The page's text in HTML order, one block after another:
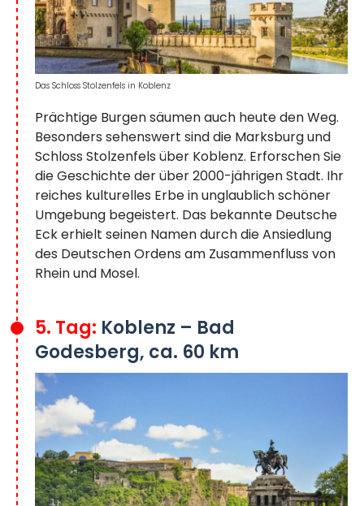
Prächtige Burgen säumen auch heute den Weg.
Besonders sehenswert sind die Marksburg und
Schloss Stolzenfels über Koblenz. Erforschen Sie
die Geschichte der über 2000-jährigen Stadt. Ihr
reiches kulturelles Erbe in unglaublich schöner
Umgebung begeistert. Das bekannte Deutsche
Eck erhielt seinen Namen durch die Ansiedlung
des Deutschen Ordens am Zusammenfluss von
Rhein und Mosel.
Das Schloss Stolzenfels in Koblenz
5. Tag: Koblenz – Bad
Godesberg, ca. 60 km